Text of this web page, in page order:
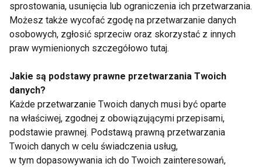
Jak wysokie jest
dzienne
zapotrzebowanie na
białko?
Dlaczego warto
stosować odżywki
białkowe?
Pokaż więcej
Białko
sprostowania, usunięcia lub ograniczenia ich przetwarzania.
Możesz także wycofać zgodę na przetwarzanie danych
osobowych, zgłosić sprzeciw oraz skorzystać z innych
praw wymienionych szczegółowo tutaj.
Jakie są podstawy prawne przetwarzania Twoich
danych?
Każde przetwarzanie Twoich danych musi być oparte
na właściwej, zgodnej z obowiązującymi przepisami,
podstawie prawnej. Podstawą prawną przetwarzania
Twoich danych w celu świadczenia usług,
w tym dopasowywania ich do Twoich zainteresowań,